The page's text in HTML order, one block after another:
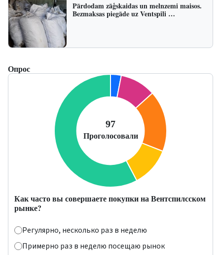
Pārdodam zāģskaidas un melnzemi maisos.
Bezmaksas piegāde uz Ventspili …
Опрос
Как часто вы совершаете покупки на Вентспилсском
рынке?
Регулярно, несколько раз в неделю
Примерно раз в неделю посещаю рынок